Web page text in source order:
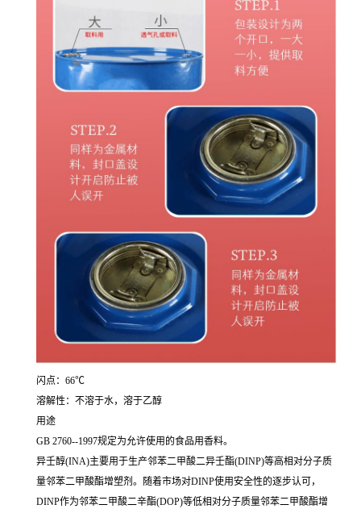
闪点：66℃
溶解性：不溶于水，溶于乙醇
用途
GB 2760--1997规定为允许使用的食品用香料。
异壬醇(INA)主要用于生产邻苯二甲酸二异壬酯(DINP)等高相对分子质
量邻苯二甲酸酯增塑剂。随着市场对DINP使用安全性的逐步认可，
DINP作为邻苯二甲酸二辛酯(DOP)等低相对分子质量邻苯二甲酸酯增